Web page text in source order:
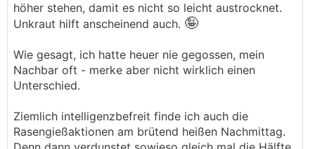
höher stehen, damit es nicht so leicht austrocknet.
Unkraut hilft anscheinend auch. 🤪
Wie gesagt, ich hatte heuer nie gegossen, mein
Nachbar oft - merke aber nicht wirklich einen
Unterschied.
Ziemlich intelligenzbefreit finde ich auch die
Rasengießaktionen am brütend heißen Nachmittag.